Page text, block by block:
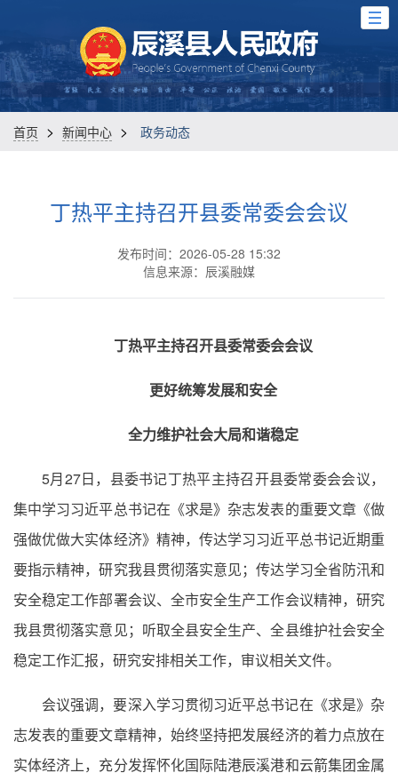
首页 > 新闻中心 > 政务动态
丁热平主持召开县委常委会会议
发布时间：2026-05-28 15:32
信息来源：辰溪融媒
丁热平主持召开县委常委会会议
更好统筹发展和安全
全力维护社会大局和谐稳定
5月27日，县委书记丁热平主持召开县委常委会会议，
集中学习习近平总书记在《求是》杂志发表的重要文章《做
强做优做大实体经济》精神，传达学习习近平总书记近期重
要指示精神，研究我县贯彻落实意见；传达学习全省防汛和
安全稳定工作部署会议、全市安全生产工作会议精神，研究
我县贯彻落实意见；听取全县安全生产、全县维护社会安全
稳定工作汇报，研究安排相关工作，审议相关文件。
会议强调，要深入学习贯彻习近平总书记在《求是》杂
志发表的重要文章精神，始终坚持把发展经济的着力点放在
实体经济上，充分发挥怀化国际陆港辰溪港和云箭集团金属